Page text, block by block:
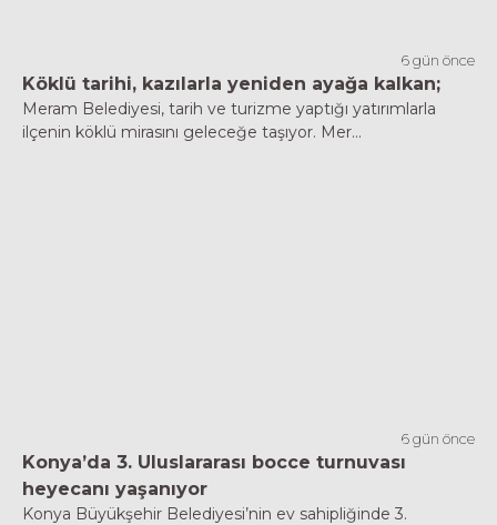
6 gün önce
Köklü tarihi, kazılarla yeniden ayağa kalkan;
Meram Belediyesi, tarih ve turizme yaptığı yatırımlarla
ilçenin köklü mirasını geleceğe taşıyor. Mer...
6 gün önce
Konya’da 3. Uluslararası bocce turnuvası
heyecanı yaşanıyor
Konya Büyükşehir Belediyesi’nin ev sahipliğinde 3.